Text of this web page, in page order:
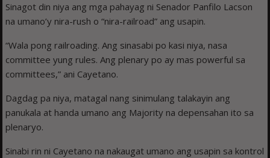
Sinagot din niya ang mga pahayag ni Senador Panfilo Lacson
na umano’y nira-rush o “nira-railroad” ang usapin.
“Wala pong railroading. Ang sinasabi po kasi niya, nasa
committee yung rules. Ang plenary po ay mas powerful sa
committees,” ani Cayetano.
Dagdag pa niya, matagal nang sinimulang talakayin ang
panukala at handa umano ang Majority na depensahan ito sa
plenaryo.
Sinabi rin ni Cayetano na nakaugat umano ang usapin sa kontrol